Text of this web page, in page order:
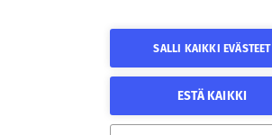
SALLI KAIKKI EVÄSTEET
ESTÄ KAIKKI
KESÄYLIOPISTOA